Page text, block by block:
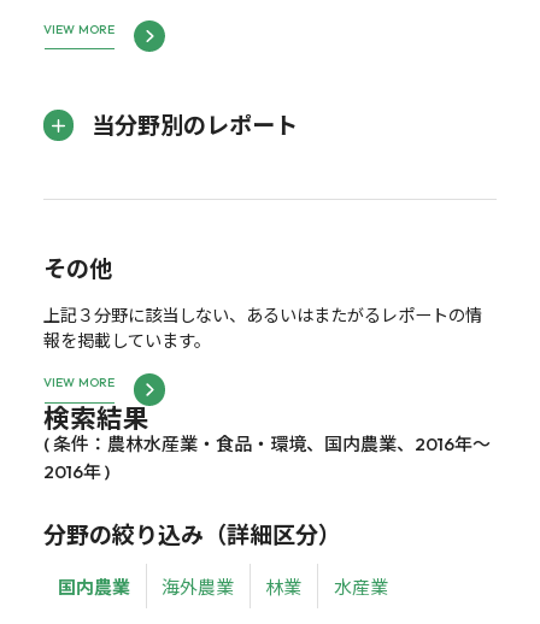
VIEW MORE
当分野別のレポート
その他
上記３分野に該当しない、あるいはまたがるレポートの情
報を掲載しています。
VIEW MORE
検索結果
( 条件：農林水産業・食品・環境、国内農業、2016年～
2016年 )
分野の絞り込み（詳細区分）
国内農業 海外農業 林業 水産業